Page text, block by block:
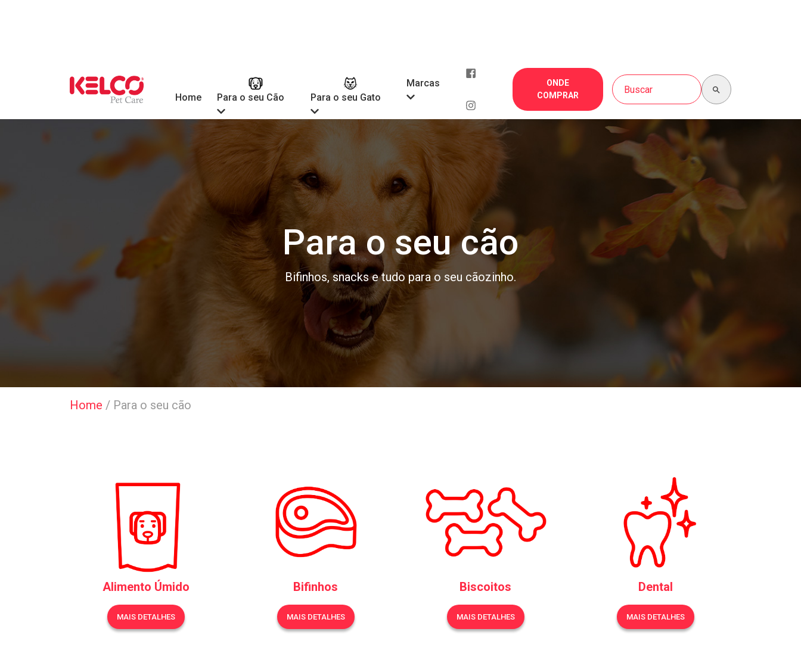
Home Para o seu Cão Para o seu Gato
Marcas
ONDE
COMPRAR
Buscar no site
Para o seu cão
Bifinhos, snacks e tudo para o seu cãozinho.
Home / Para o seu cão
Alimento Úmido
MAIS DETALHES
Bifinhos
MAIS DETALHES
Biscoitos
MAIS DETALHES
Dental
MAIS DETALHES